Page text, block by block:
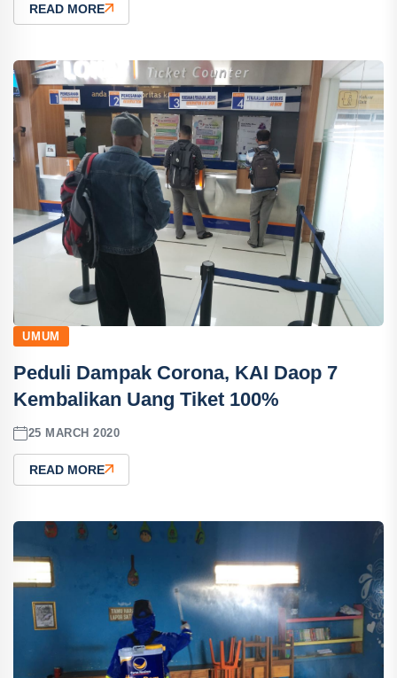
READ MORE
UMUM
Peduli Dampak Corona, KAI Daop 7
Kembalikan Uang Tiket 100%
25 MARCH 2020
READ MORE